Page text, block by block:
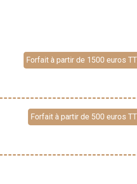
Forfait à partir de 1500 euros
Forfait à partir de 500 euros